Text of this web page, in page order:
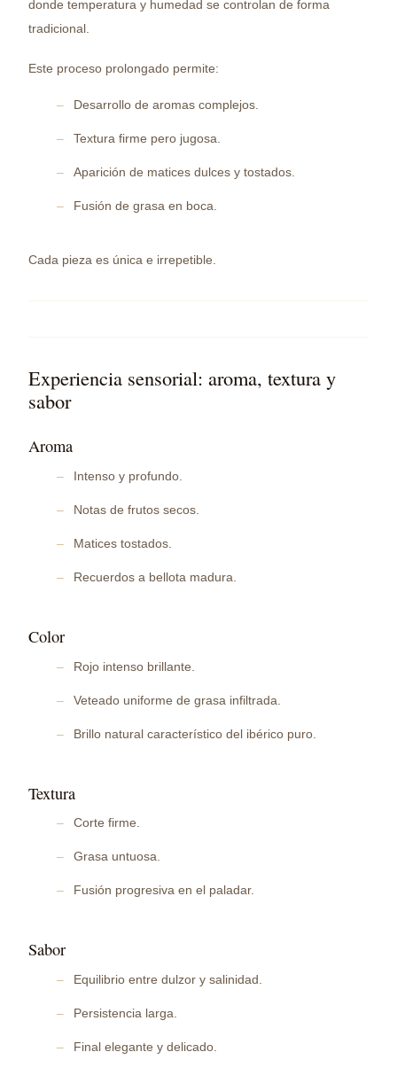
donde temperatura y humedad se controlan de forma
tradicional.
Este proceso prolongado permite:
Desarrollo de aromas complejos.
Textura firme pero jugosa.
Aparición de matices dulces y tostados.
Fusión de grasa en boca.
Cada pieza es única e irrepetible.
Experiencia sensorial: aroma, textura y
sabor
Aroma
Intenso y profundo.
Notas de frutos secos.
Matices tostados.
Recuerdos a bellota madura.
Color
Rojo intenso brillante.
Veteado uniforme de grasa infiltrada.
Brillo natural característico del ibérico puro.
Textura
Corte firme.
Grasa untuosa.
Fusión progresiva en el paladar.
Sabor
Equilibrio entre dulzor y salinidad.
Persistencia larga.
Final elegante y delicado.